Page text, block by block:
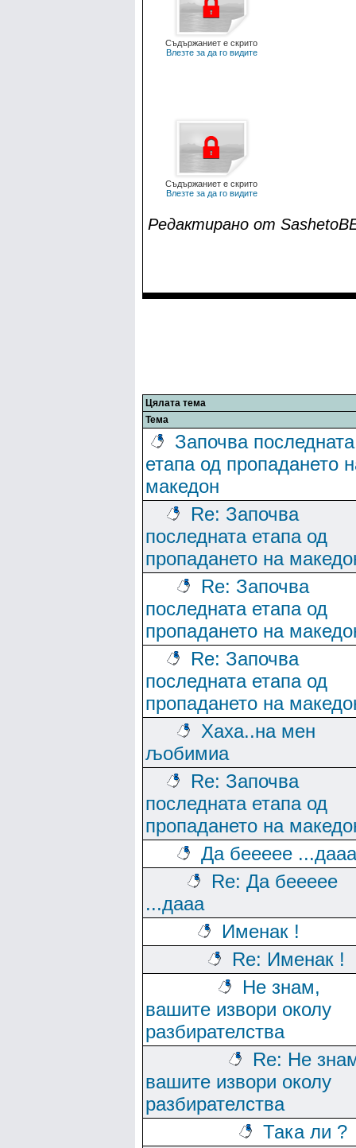
Съдържаниет е скрито
Влезте за да го видите
Съдържаниет е скрито
Влезте за да го видите
Редактирано от
Цялата тема
Тема
Започва последната
етапа од пропадането
македон
Re: Започва
последната етапа од
пропадането на
Re: Започва
последната етапа од
пропадането на
Re: Започва
последната етапа од
пропадането на
Хаха..на мен
љобимиа
Re: Започва
последната етапа од
пропадането на
Да беееее ...дааа
Re: Да беееее
...дааа
Именак !
Re: Именак !
Не знам,
вашите извори околу
разбирателства
Re: Не
вашите извори околу
разбирателства
Така ли ?